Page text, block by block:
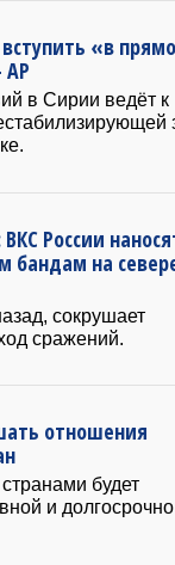
«в
в Сирии ведёт к
России
бандам на
сокрушает
сражений.
отношения
будет
и